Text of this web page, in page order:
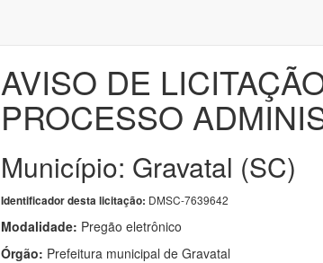
AVISO DE
PROCESSO
Município: Gravatal (SC)
Identificador desta licitação: DMSC-7639642
Modalidade: Pregão eletrônico
Órgão: Prefeitura municipal de Gravatal